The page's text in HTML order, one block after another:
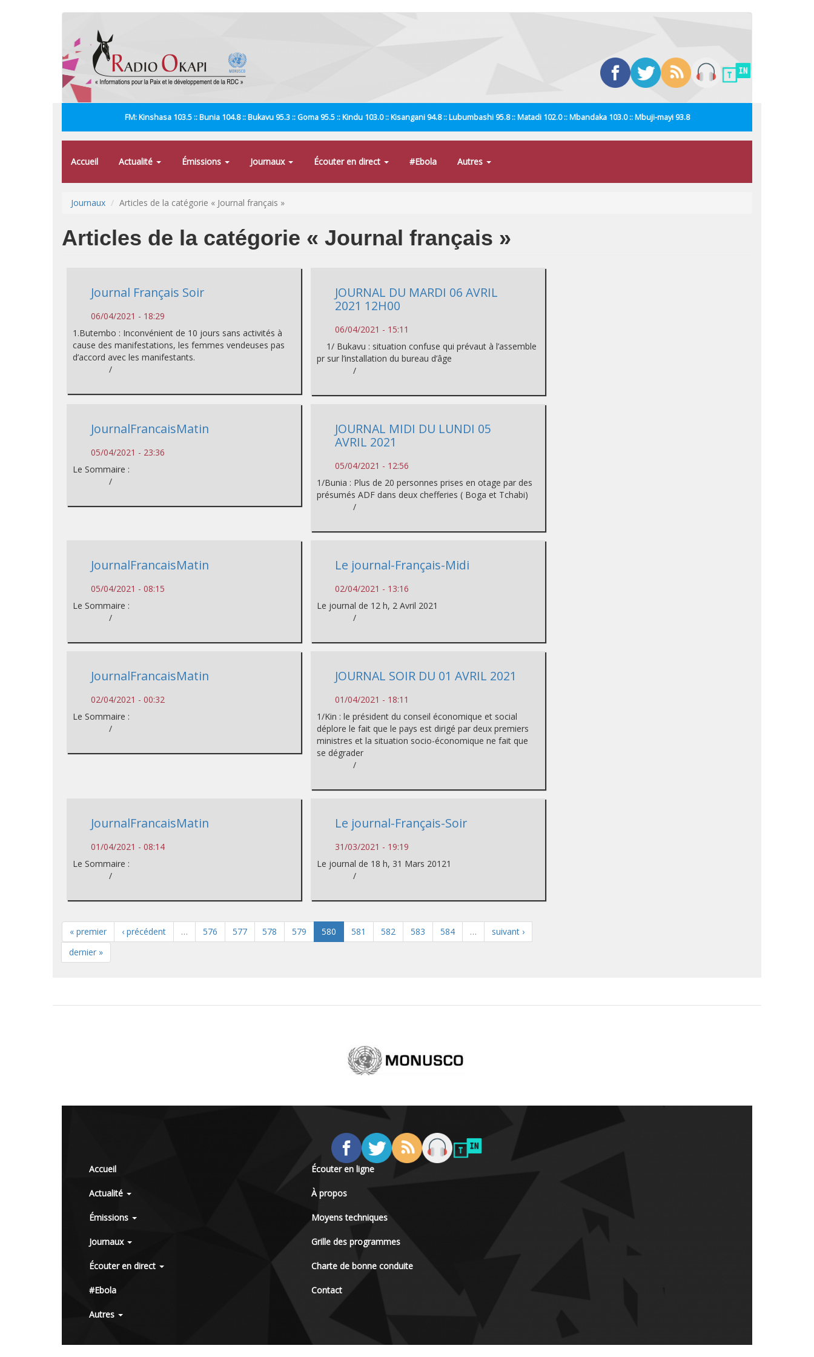
FM: Kinshasa 103.5 :: Bunia 104.8 :: Bukavu 95.3 :: Goma 95.5 :: Kindu 103.0 :: Kisangani 94.8 :: Lubumbashi 95.8 :: Matadi 102.0 :: Mbandaka 103.0 :: Mbuji-mayi 93.8
Accueil Actualité Émissions Journaux Écouter en direct #Ebola Autres
Journaux Articles de la catégorie « Journal français »
Articles de la catégorie « Journal français »
Journal Français Soir
06/04/2021 - 18:29
1.Butembo : Inconvénient de 10 jours sans activités à
cause des manifestations, les femmes vendeuses pas
d’accord avec les manifestants.
/
JOURNAL DU MARDI 06 AVRIL
2021 12H00
06/04/2021 - 15:11
1/ Bukavu : situation confuse qui prévaut à l’assemble
pr sur l’installation du bureau d’âge
/
JournalFrancaisMatin
05/04/2021 - 23:36
Le Sommaire :
/
JOURNAL MIDI DU LUNDI 05
AVRIL 2021
05/04/2021 - 12:56
1/Bunia : Plus de 20 personnes prises en otage par des
présumés ADF dans deux chefferies ( Boga et Tchabi)
/
JournalFrancaisMatin
05/04/2021 - 08:15
Le Sommaire :
/
Le journal-Français-Midi
02/04/2021 - 13:16
Le journal de 12 h, 2 Avril 2021
/
JournalFrancaisMatin
02/04/2021 - 00:32
Le Sommaire :
/
JOURNAL SOIR DU 01 AVRIL 2021
01/04/2021 - 18:11
1/Kin : le président du conseil économique et social
déplore le fait que le pays est dirigé par deux premiers
ministres et la situation socio-économique ne fait que
se dégrader
/
JournalFrancaisMatin
01/04/2021 - 08:14
Le Sommaire :
/
Le journal-Français-Soir
31/03/2021 - 19:19
Le journal de 18 h, 31 Mars 20121
/
« premier ‹ précédent … 576 577 578 579 580 581 582 583 584 …
suivant ›
dernier »
Accueil
Actualité
Émissions
Journaux
Écouter en direct
#Ebola
Autres
Écouter en ligne
À propos
Moyens techniques
Grille des programmes
Charte de bonne conduite
Contact